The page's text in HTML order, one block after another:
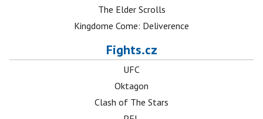
The Elder Scrolls
Kingdome Come: Deliverence
Fights.cz
UFC
Oktagon
Clash of The Stars